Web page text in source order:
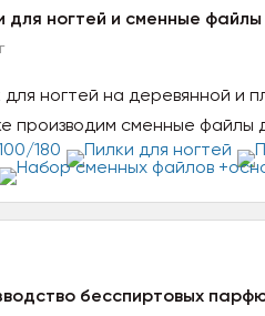
для ногтей и сменные файлы
ногтей на деревянной и
производим сменные файлы
бесспиртовых